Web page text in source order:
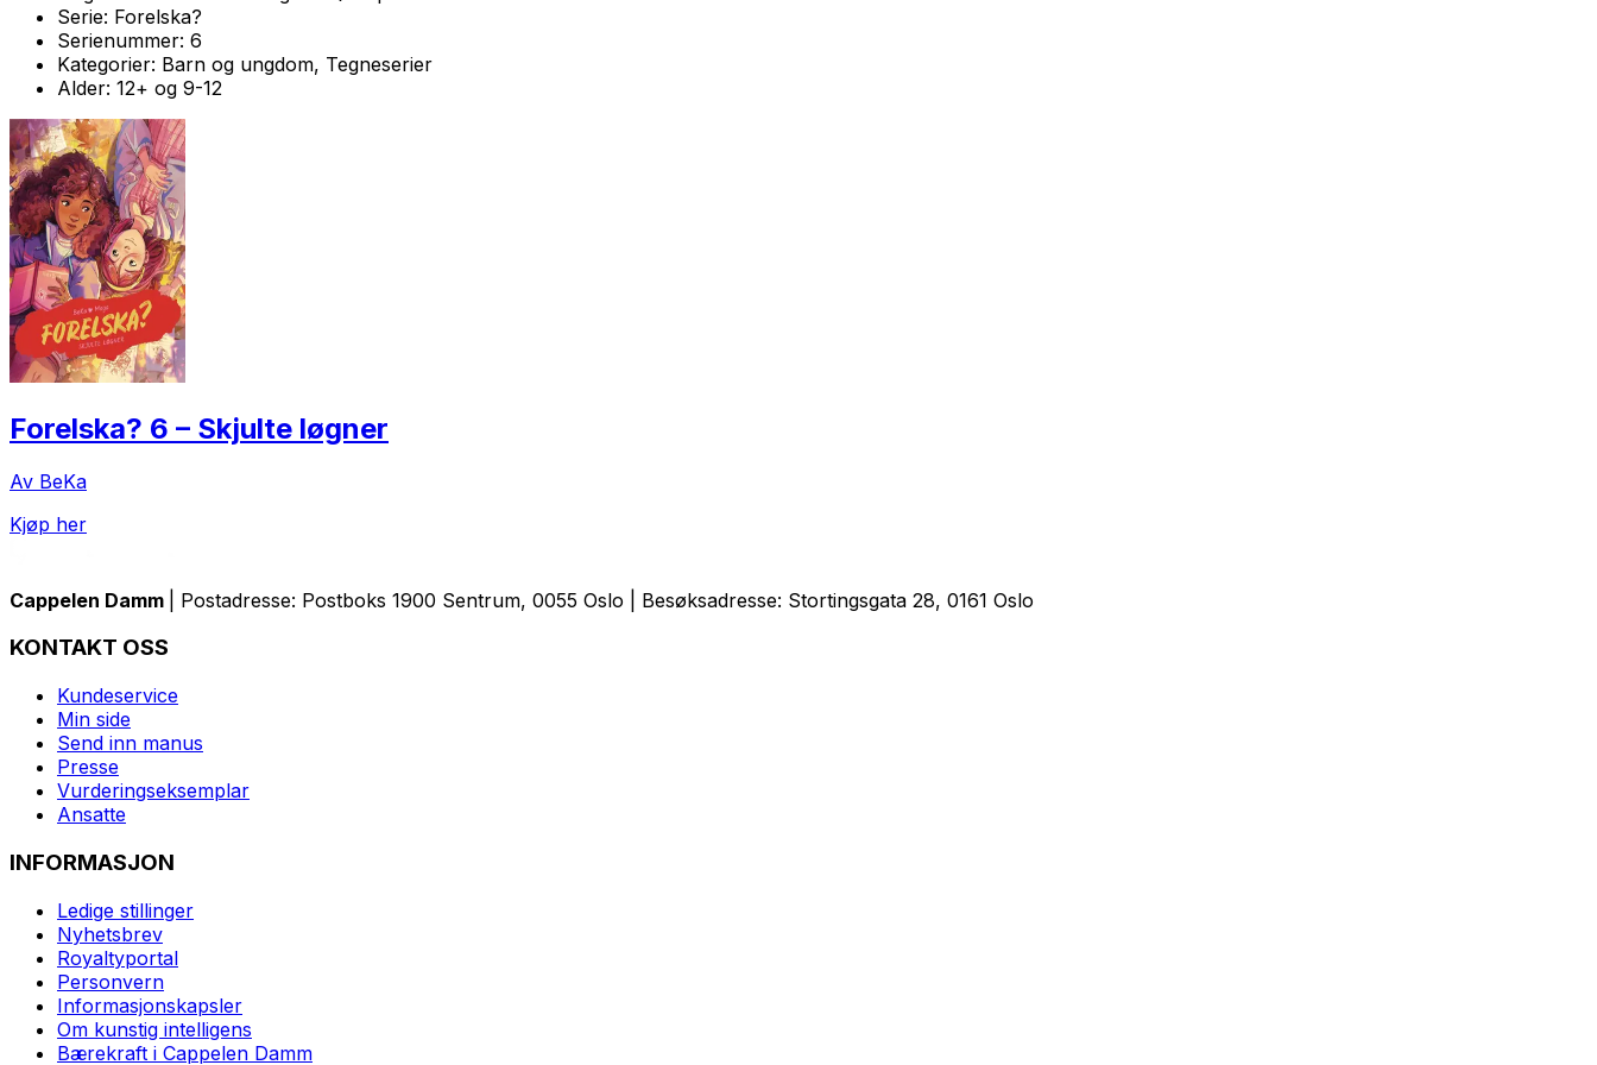
Serie: Forelska?
Serienummer: 6
Kategorier: Barn og ungdom, Tegneserier
Alder: 12+ og 9-12
Forelska? 6 – Skjulte løgner
Av BeKa
Kjøp her
Cappelen Damm | Postadresse: Postboks 1900 Sentrum, 0055 Oslo | Besøksadresse: Stortingsgata 28, 0161 Oslo
KONTAKT OSS
Kundeservice
Min side
Send inn manus
Presse
Vurderingseksemplar
Ansatte
INFORMASJON
Ledige stillinger
Nyhetsbrev
Royaltyportal
Personvern
Informasjonskapsler
Om kunstig intelligens
Bærekraft i Cappelen Damm